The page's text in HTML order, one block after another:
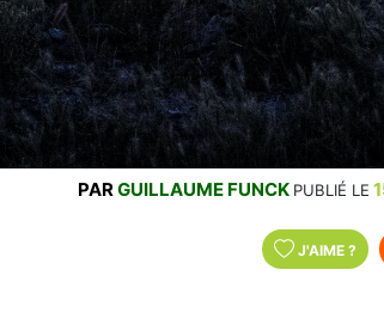
PARGUILLAUME FUNCK PUBLIÉ LE
J'AIME ?